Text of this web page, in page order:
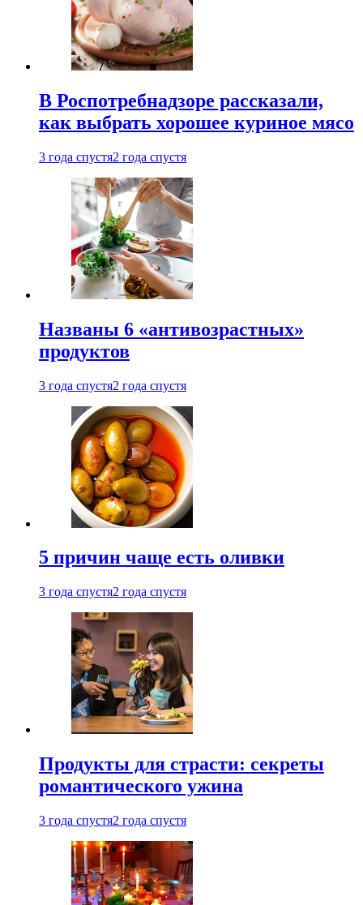
В Роспотребнадзоре рассказали,
как выбрать хорошее куриное мясо
3 года спустя2 года спустя
Названы 6 «антивозрастных»
продуктов
3 года спустя2 года спустя
5 причин чаще есть оливки
3 года спустя2 года спустя
Продукты для страсти: секреты
романтического ужина
3 года спустя2 года спустя